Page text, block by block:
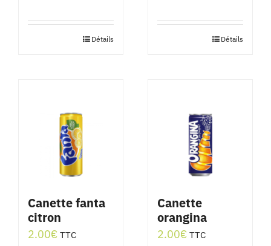
Détails Détails
Canette fanta
citron
2.00€ TTC
Canette
orangina
2.00€ TTC